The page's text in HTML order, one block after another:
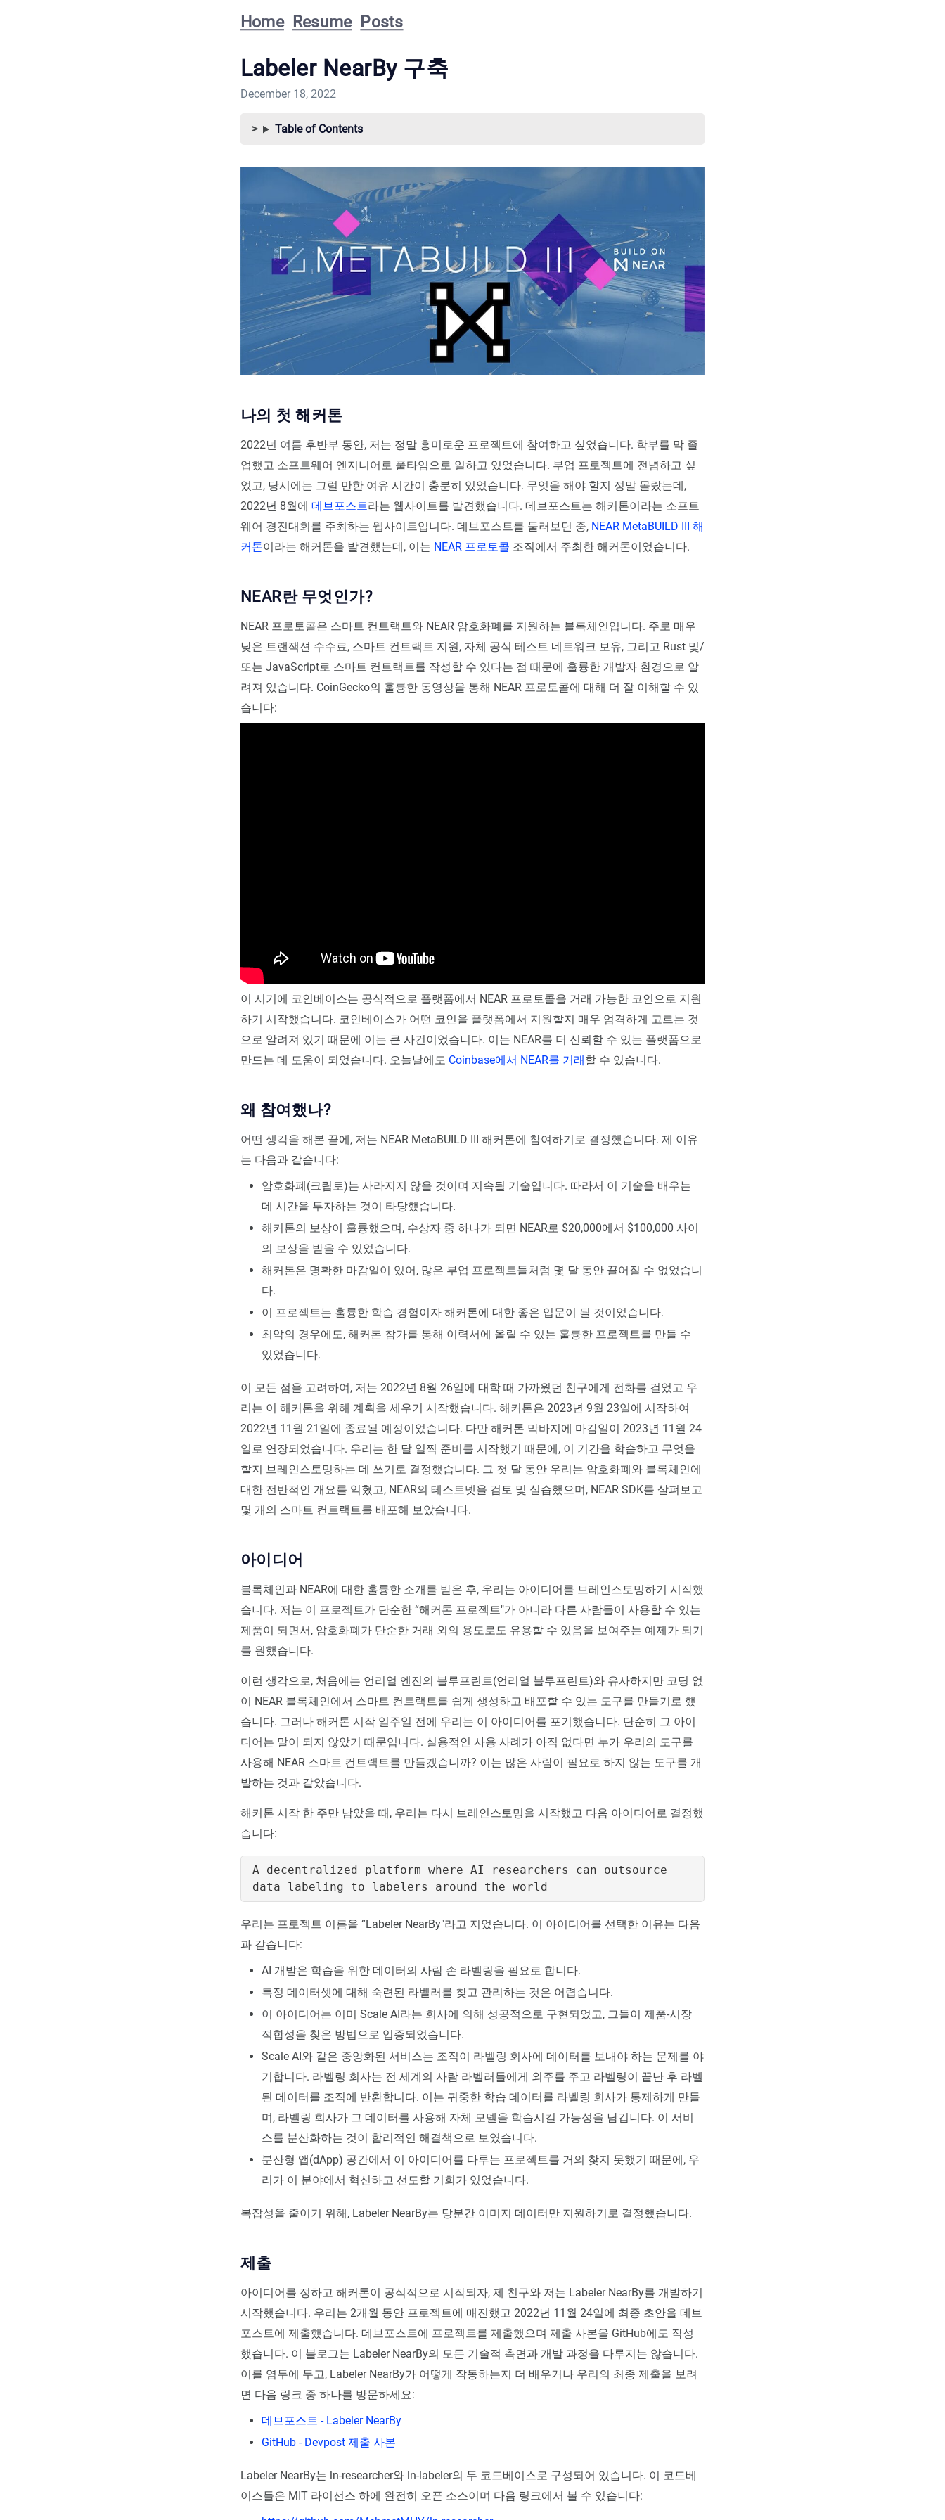
Home Resume Posts
Labeler NearBy 구축
December 18, 2022
Table of Contents
나의 첫 해커톤
2022년 여름 후반부 동안, 저는 정말 흥미로운 프로젝트에 참여하고 싶었습니다. 학부를 막 졸
업했고 소프트웨어 엔지니어로 풀타임으로 일하고 있었습니다. 부업 프로젝트에 전념하고 싶
었고, 당시에는 그럴 만한 여유 시간이 충분히 있었습니다. 무엇을 해야 할지 정말 몰랐는데,
2022년 8월에 데브포스트라는 웹사이트를 발견했습니다. 데브포스트는 해커톤이라는 소프트
웨어 경진대회를 주최하는 웹사이트입니다. 데브포스트를 둘러보던 중, NEAR MetaBUILD III 해
커톤이라는 해커톤을 발견했는데, 이는 NEAR 프로토콜 조직에서 주최한 해커톤이었습니다.
NEAR란 무엇인가?
NEAR 프로토콜은 스마트 컨트랙트와 NEAR 암호화폐를 지원하는 블록체인입니다. 주로 매우
낮은 트랜잭션 수수료, 스마트 컨트랙트 지원, 자체 공식 테스트 네트워크 보유, 그리고 Rust 및/
또는 JavaScript로 스마트 컨트랙트를 작성할 수 있다는 점 때문에 훌륭한 개발자 환경으로 알
려져 있습니다. CoinGecko의 훌륭한 동영상을 통해 NEAR 프로토콜에 대해 더 잘 이해할 수 있
습니다:
이 시기에 코인베이스는 공식적으로 플랫폼에서 NEAR 프로토콜을 거래 가능한 코인으로 지원
하기 시작했습니다. 코인베이스가 어떤 코인을 플랫폼에서 지원할지 매우 엄격하게 고르는 것
으로 알려져 있기 때문에 이는 큰 사건이었습니다. 이는 NEAR를 더 신뢰할 수 있는 플랫폼으로
만드는 데 도움이 되었습니다. 오늘날에도 Coinbase에서 NEAR를 거래할 수 있습니다.
왜 참여했나?
어떤 생각을 해본 끝에, 저는 NEAR MetaBUILD III 해커톤에 참여하기로 결정했습니다. 제 이유
는 다음과 같습니다:
암호화폐(크립토)는 사라지지 않을 것이며 지속될 기술입니다. 따라서 이 기술을 배우는
데 시간을 투자하는 것이 타당했습니다.
해커톤의 보상이 훌륭했으며, 수상자 중 하나가 되면 NEAR로 $20,000에서 $100,000 사이
의 보상을 받을 수 있었습니다.
해커톤은 명확한 마감일이 있어, 많은 부업 프로젝트들처럼 몇 달 동안 끌어질 수 없었습니
다.
이 프로젝트는 훌륭한 학습 경험이자 해커톤에 대한 좋은 입문이 될 것이었습니다.
최악의 경우에도, 해커톤 참가를 통해 이력서에 올릴 수 있는 훌륭한 프로젝트를 만들 수
있었습니다.
이 모든 점을 고려하여, 저는 2022년 8월 26일에 대학 때 가까웠던 친구에게 전화를 걸었고 우
리는 이 해커톤을 위해 계획을 세우기 시작했습니다. 해커톤은 2023년 9월 23일에 시작하여
2022년 11월 21일에 종료될 예정이었습니다. 다만 해커톤 막바지에 마감일이 2023년 11월 24
일로 연장되었습니다. 우리는 한 달 일찍 준비를 시작했기 때문에, 이 기간을 학습하고 무엇을
할지 브레인스토밍하는 데 쓰기로 결정했습니다. 그 첫 달 동안 우리는 암호화폐와 블록체인에
대한 전반적인 개요를 익혔고, NEAR의 테스트넷을 검토 및 실습했으며, NEAR SDK를 살펴보고
몇 개의 스마트 컨트랙트를 배포해 보았습니다.
아이디어
블록체인과 NEAR에 대한 훌륭한 소개를 받은 후, 우리는 아이디어를 브레인스토밍하기 시작했
습니다. 저는 이 프로젝트가 단순한 “해커톤 프로젝트"가 아니라 다른 사람들이 사용할 수 있는
제품이 되면서, 암호화폐가 단순한 거래 외의 용도로도 유용할 수 있음을 보여주는 예제가 되기
를 원했습니다.
이런 생각으로, 처음에는 언리얼 엔진의 블루프린트(언리얼 블루프린트)와 유사하지만 코딩 없
이 NEAR 블록체인에서 스마트 컨트랙트를 쉽게 생성하고 배포할 수 있는 도구를 만들기로 했
습니다. 그러나 해커톤 시작 일주일 전에 우리는 이 아이디어를 포기했습니다. 단순히 그 아이
디어는 말이 되지 않았기 때문입니다. 실용적인 사용 사례가 아직 없다면 누가 우리의 도구를
사용해 NEAR 스마트 컨트랙트를 만들겠습니까? 이는 많은 사람이 필요로 하지 않는 도구를 개
발하는 것과 같았습니다.
해커톤 시작 한 주만 남았을 때, 우리는 다시 브레인스토밍을 시작했고 다음 아이디어로 결정했
습니다:
A decentralized platform where AI researchers can
outsource
data
labeling to labelers around the world
우리는 프로젝트 이름을 “Labeler NearBy"라고 지었습니다. 이 아이디어를 선택한 이유는 다음
과 같습니다:
AI 개발은 학습을 위한 데이터의 사람 손 라벨링을 필요로 합니다.
특정 데이터셋에 대해 숙련된 라벨러를 찾고 관리하는 것은 어렵습니다.
이 아이디어는 이미 Scale AI라는 회사에 의해 성공적으로 구현되었고, 그들이 제품-시장
적합성을 찾은 방법으로 입증되었습니다.
Scale AI와 같은 중앙화된 서비스는 조직이 라벨링 회사에 데이터를 보내야 하는 문제를 야
기합니다. 라벨링 회사는 전 세계의 사람 라벨러들에게 외주를 주고 라벨링이 끝난 후 라벨
된 데이터를 조직에 반환합니다. 이는 귀중한 학습 데이터를 라벨링 회사가 통제하게 만들
며, 라벨링 회사가 그 데이터를 사용해 자체 모델을 학습시킬 가능성을 남깁니다. 이 서비
스를 분산화하는 것이 합리적인 해결책으로 보였습니다.
분산형 앱(dApp) 공간에서 이 아이디어를 다루는 프로젝트를 거의 찾지 못했기 때문에, 우
리가 이 분야에서 혁신하고 선도할 기회가 있었습니다.
복잡성을 줄이기 위해, Labeler NearBy는 당분간 이미지 데이터만 지원하기로 결정했습니다.
제출
아이디어를 정하고 해커톤이 공식적으로 시작되자, 제 친구와 저는 Labeler NearBy를 개발하기
시작했습니다. 우리는 2개월 동안 프로젝트에 매진했고 2022년 11월 24일에 최종 초안을 데브
포스트에 제출했습니다. 데브포스트에 프로젝트를 제출했으며 제출 사본을 GitHub에도 작성
했습니다. 이 블로그는 Labeler NearBy의 모든 기술적 측면과 개발 과정을 다루지는 않습니다.
이를 염두에 두고, Labeler NearBy가 어떻게 작동하는지 더 배우거나 우리의 최종 제출을 보려
면 다음 링크 중 하나를 방문하세요:
데브포스트 - Labeler NearBy
GitHub - Devpost 제출 사본
Labeler NearBy는 ln-researcher와 ln-labeler의 두 코드베이스로 구성되어 있습니다. 이 코드베
이스들은 MIT 라이선스 하에 완전히 오픈 소스이며 다음 링크에서 볼 수 있습니다: